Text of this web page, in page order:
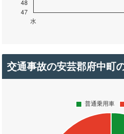
交通事故の安芸郡府中町